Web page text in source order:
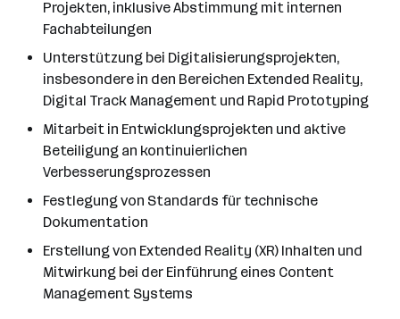
Projekten, inklusive Abstimmung mit internen
Fachabteilungen
Unterstützung bei Digitalisierungsprojekten,
insbesondere in den Bereichen Extended Reality,
Digital Track Management und Rapid Prototyping
Mitarbeit in Entwicklungsprojekten und aktive
Beteiligung an kontinuierlichen
Verbesserungsprozessen
Festlegung von Standards für technische
Dokumentation
Erstellung von Extended Reality (XR) Inhalten und
Mitwirkung bei der Einführung eines Content
Management Systems